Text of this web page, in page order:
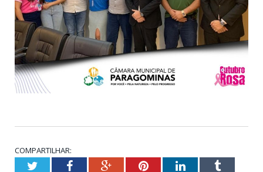
COMPARTILHAR:
TwitterFacebookGoogle+PinterestLinkedInTumblr